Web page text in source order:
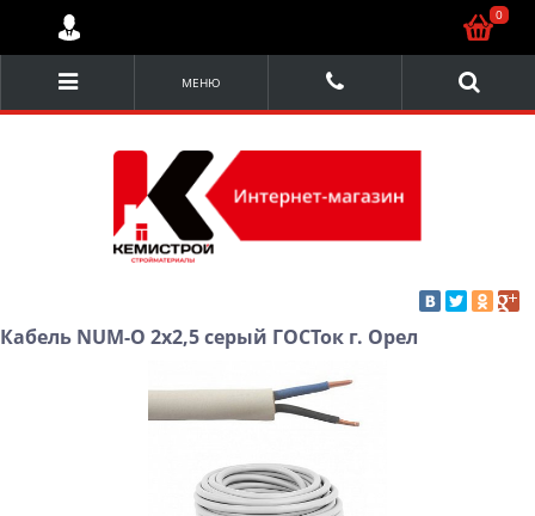
МЕНЮ
Кабель NUM-О 2х2,5 серый ГОСТок г. Орел
0